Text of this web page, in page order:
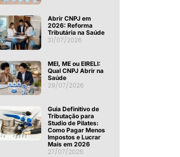
Abrir CNPJ em
2026: Reforma
Tributária na Saúde
31/07/2026
MEI, ME ou EIRELI:
Qual CNPJ Abrir na
Saúde
29/07/2026
Guia Definitivo de
Tributação para
Studio de Pilates:
Como Pagar Menos
Impostos e Lucrar
Mais em 2026
27/07/2026